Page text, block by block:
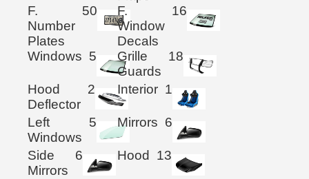
F.
Number
Plates
50
F.
Window
Decals
16
Windows 5
Grille
Guards
18
Hood
Deflector
2 Interior 1
Left
Windows
5 Mirrors 6
Side
Mirrors
6 Hood 13